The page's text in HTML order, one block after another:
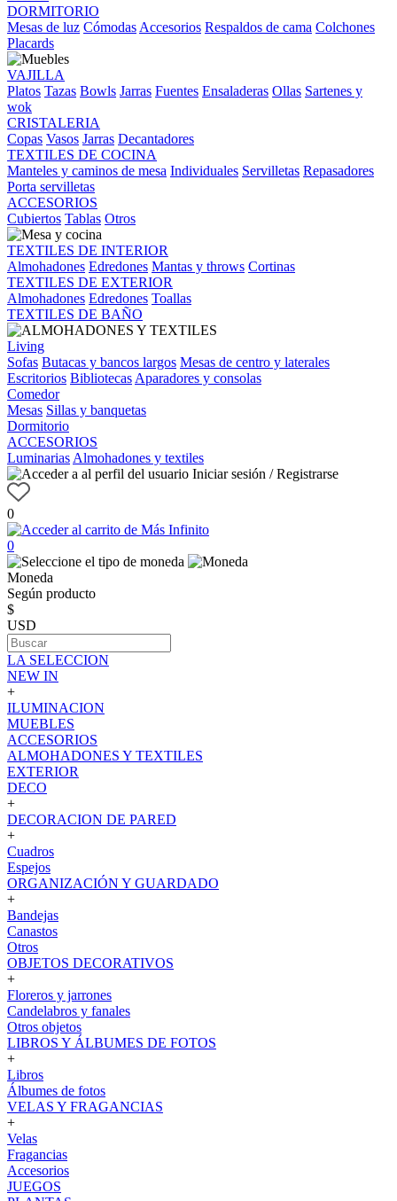
DORMITORIO
Mesas de luz Cómodas Accesorios Respaldos de cama Colchones
Placards
VAJILLA
Platos Tazas Bowls Jarras Fuentes Ensaladeras Ollas Sartenes y
wok
CRISTALERIA
Copas Vasos Jarras Decantadores
TEXTILES DE COCINA
Manteles y caminos de mesa Individuales Servilletas Repasadores
Porta servilletas
ACCESORIOS
Cubiertos Tablas Otros
TEXTILES DE INTERIOR
Almohadones Edredones Mantas y throws Cortinas
TEXTILES DE EXTERIOR
Almohadones Edredones Toallas
TEXTILES DE BAÑO
Living
Sofas Butacas y bancos largos Mesas de centro y laterales
Escritorios Bibliotecas Aparadores y consolas
Comedor
Mesas Sillas y banquetas
Dormitorio
ACCESORIOS
Luminarias Almohadones y textiles
Iniciar sesión / Registrarse
0
0
Moneda
Según producto
$
USD
LA SELECCION
NEW IN
+
ILUMINACION
MUEBLES
ACCESORIOS
ALMOHADONES Y TEXTILES
EXTERIOR
DECO
+
DECORACION DE PARED
+
Cuadros
Espejos
ORGANIZACIÓN Y GUARDADO
+
Bandejas
Canastos
Otros
OBJETOS DECORATIVOS
+
Floreros y jarrones
Candelabros y fanales
Otros objetos
LIBROS Y ÁLBUMES DE FOTOS
+
Libros
Álbumes de fotos
VELAS Y FRAGANCIAS
+
Velas
Fragancias
Accesorios
JUEGOS